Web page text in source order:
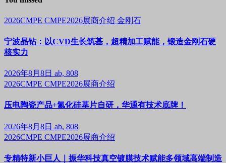
2026CMPE CMPE2026展商介绍 金刚石
宁波晶钻：以CVD生长筑基，超精加工赋能，锻造金刚石硬
核实力
2026年8月8日 ab, 808
2026CMPE CMPE2026展商介绍
压电陶瓷产品+氮化硅基片自研，华通有技术底牌！
2026年8月8日 ab, 808
2026CMPE CMPE2026展商介绍
专精特新小巨人｜振华科技真空镀膜技术赋能多领域高端制造